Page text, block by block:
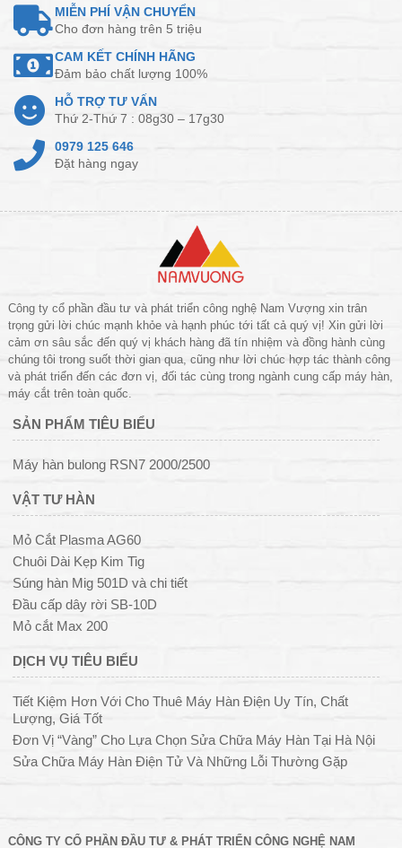
MIỄN PHÍ VẬN CHUYỂN
Cho đơn hàng trên 5 triệu
CAM KẾT CHÍNH HÃNG
Đảm bảo chất lượng 100%
HỖ TRỢ TƯ VẤN
Thứ 2-Thứ 7 : 08g30 – 17g30
0979 125 646
Đặt hàng ngay
Công ty cổ phần đầu tư và phát triển công nghệ Nam Vượng xin trân
trọng gửi lời chúc mạnh khỏe và hạnh phúc tới tất cả quý vị! Xin gửi lời
cảm ơn sâu sắc đến quý vị khách hàng đã tín nhiệm và đồng hành cùng
chúng tôi trong suốt thời gian qua, cũng như lời chúc hợp tác thành công
và phát triển đến các đơn vị, đối tác cùng trong ngành cung cấp máy hàn,
máy cắt trên toàn quốc.
SẢN PHẨM TIÊU BIỂU
Máy hàn bulong RSN7 2000/2500
VẬT TƯ HÀN
Mỏ Cắt Plasma AG60
Chuôi Dài Kẹp Kim Tig
Súng hàn Mig 501D và chi tiết
Đầu cấp dây rời SB-10D
Mỏ cắt Max 200
DỊCH VỤ TIÊU BIỂU
Tiết Kiệm Hơn Với Cho Thuê Máy Hàn Điện Uy Tín, Chất
Lượng, Giá Tốt
Đơn Vị “Vàng” Cho Lựa Chọn Sửa Chữa Máy Hàn Tại Hà Nội
Sửa Chữa Máy Hàn Điện Tử Và Những Lỗi Thường Gặp
CÔNG TY CỔ PHẦN ĐẦU TƯ & PHÁT TRIỂN CÔNG NGHỆ NAM